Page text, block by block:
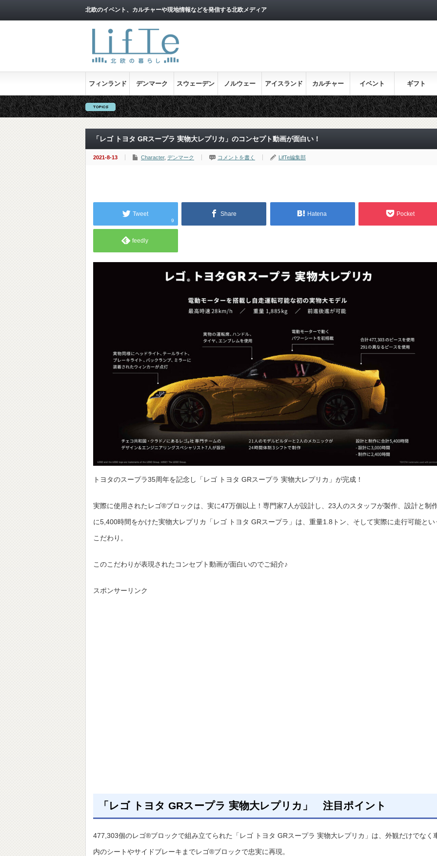
北欧のイベント、カルチャーや現地情報などを発信する北欧メディア
フィンランド デンマーク スウェーデン ノルウェー アイスランド カルチャー イベント ギフト
「レゴ トヨタ GRスープラ 実物大レプリカ」のコンセプト動画が面白い！
2021-8-13 Character, デンマーク コメントを書く LifTe編集部
Tweet
9
Share Hatena Pocket
feedly
トヨタのスープラ35周年を記念し「レゴ トヨタ GRスープラ 実物大レプリカ」が完成！
実際に使用されたレゴ®ブロックは、実に47万個以上！専門家7人が設計し、23人のスタッフが製作、設計と制
に5,400時間をかけた実物大レプリカ「レゴ トヨタ GRスープラ」は、重量1.8トン、そして実際に走行可能とい
こだわり。
このこだわりが表現されたコンセプト動画が面白いのでご紹介♪
スポンサーリンク
「レゴ トヨタ GRスープラ 実物大レプリカ」 注目ポイント
477,303個のレゴ®ブロックで組み立てられた「レゴ トヨタ GRスープラ 実物大レプリカ」は、外観だけでなく
内のシートやサイドブレーキまでレゴ®ブロックで忠実に再現。